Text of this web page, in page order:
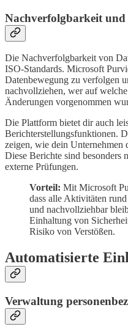
Nachverfolgbarkeit und
Die Nachverfolgbarkeit von
ISO-Standards. Microsoft
Datenbewegung zu verfolgen
nachvollziehen, wer auf
Änderungen vorgenommen
Die Plattform bietet dir auch
Berichterstellungsfunktionen.
zeigen, wie dein Unternehmen
Diese Berichte sind besonders
externe Prüfungen.
Vorteil: Mit Microsoft
dass alle Aktivitäten
und nachvollziehbar
Einhaltung von
Risiko von Verstößen.
Automatisierte
Verwaltung